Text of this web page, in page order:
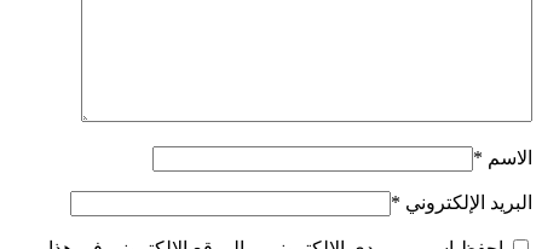
الاسم *
البريد الإلكتروني *